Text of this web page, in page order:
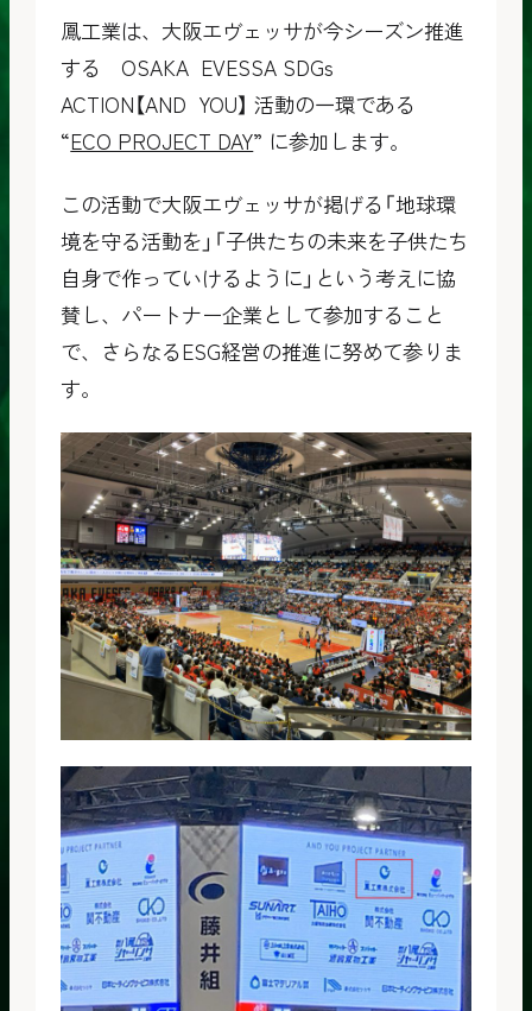
鳳工業は、大阪エヴェッサが今シーズン推進
する OSAKA EVESSA SDGs
ACTION【AND YOU】 活動の一環である
“ECO PROJECT DAY” に参加します。
この活動で大阪エヴェッサが掲げる「地球環
境を守る活動を」「子供たちの未来を子供たち
自身で作っていけるように」という考えに協
賛し、パートナー企業として参加すること
で、さらなるESG経営の推進に努めて参りま
す。